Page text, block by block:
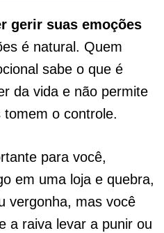
gerir suas emoções
é natural. Quem
sabe o que é
da vida e não permite
o controle.
para você,
em uma loja e quebra,
vergonha, mas você
a raiva levar a punir ou